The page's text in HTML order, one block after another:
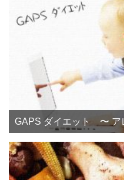
GAPS ダイエット 〜 ア